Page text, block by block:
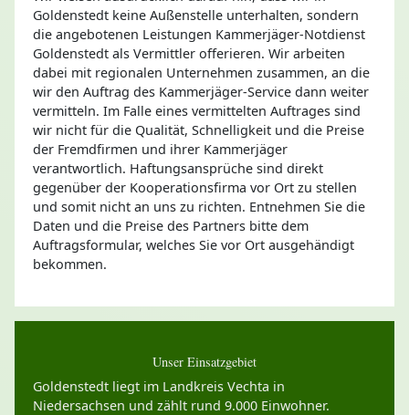
Goldenstedt keine Außenstelle unterhalten, sondern
die angebotenen Leistungen Kammerjäger-Notdienst
Goldenstedt als Vermittler offerieren. Wir arbeiten
dabei mit regionalen Unternehmen zusammen, an die
wir den Auftrag des Kammerjäger-Service dann weiter
vermitteln. Im Falle eines vermittelten Auftrages sind
wir nicht für die Qualität, Schnelligkeit und die Preise
der Fremdfirmen und ihrer Kammerjäger
verantwortlich. Haftungsansprüche sind direkt
gegenüber der Kooperationsfirma vor Ort zu stellen
und somit nicht an uns zu richten. Entnehmen Sie die
Daten und die Preise des Partners bitte dem
Auftragsformular, welches Sie vor Ort ausgehändigt
bekommen.
Unser Einsatzgebiet
Goldenstedt liegt im Landkreis Vechta in
Niedersachsen und zählt rund 9.000 Einwohner.